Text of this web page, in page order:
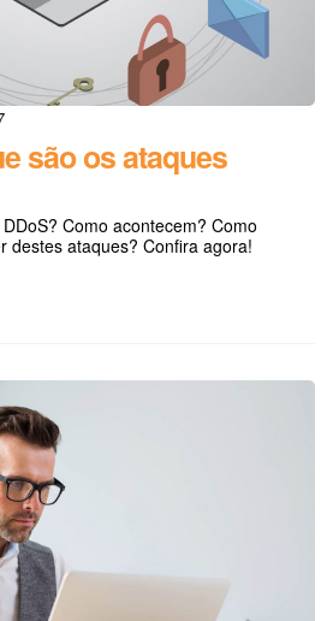
são os ataques
Como acontecem? Como
destes ataques? Confira agora!